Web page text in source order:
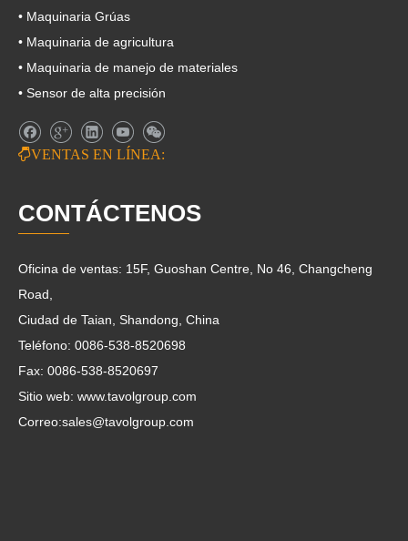
• Maquinaria Grúas
• Maquinaria de agricultura
• Maquinaria de manejo de materiales
• Sensor de alta precisión
VENTAS EN LÍNEA:
CONTÁCTENOS
Oficina de ventas: 15F, Guoshan Centre, No 46, Changcheng
Road,
Ciudad de Taian, Shandong, China
Teléfono: 0086-538-8520698
Fax: 0086-538-8520697
Sitio web: www.tavolgroup.com
Correo:sales@tavolgroup.com